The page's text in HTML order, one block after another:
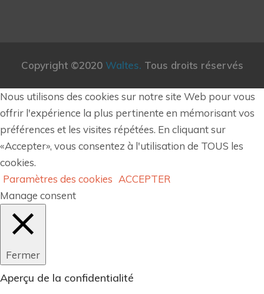
Copyright ©2020 Waltes. Tous droits réservés
Nous utilisons des cookies sur notre site Web pour vous
offrir l'expérience la plus pertinente en mémorisant vos
préférences et les visites répétées. En cliquant sur
«Accepter», vous consentez à l'utilisation de TOUS les
cookies.
Paramètres des cookies ACCEPTER
Manage consent
Fermer
Aperçu de la confidentialité